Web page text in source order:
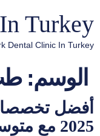
Turkey
Dental Clinic In Turkey
الوسم:
أفضل
2025 مع متوسط الدخل لكل تخصص